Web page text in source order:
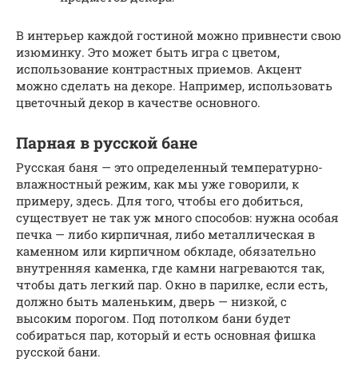
В интерьер каждой гостиной можно привнести свою
изюминку. Это может быть игра с цветом,
использование контрастных приемов. Акцент
можно сделать на декоре. Например, использовать
цветочный декор в качестве основного.
Парная в русской бане
Русская баня — это определенный температурно-
влажностный режим, как мы уже говорили, к
примеру, здесь. Для того, чтобы его добиться,
существует не так уж много способов: нужна особая
печка — либо кирпичная, либо металлическая в
каменном или кирпичном обкладе, обязательно
внутренняя каменка, где камни нагреваются так,
чтобы дать легкий пар. Окно в парилке, если есть,
должно быть маленьким, дверь — низкой, с
высоким порогом. Под потолком бани будет
собираться пар, который и есть основная фишка
русской бани.